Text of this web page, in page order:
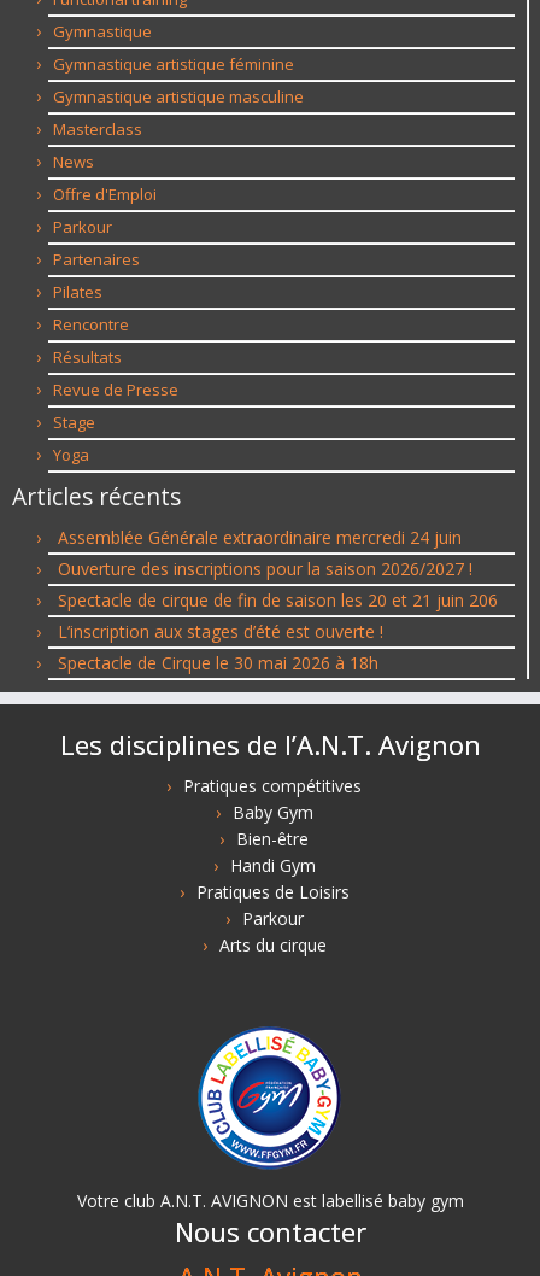
Gymnastique
Gymnastique artistique féminine
Gymnastique artistique masculine
Masterclass
News
Offre d'Emploi
Parkour
Partenaires
Pilates
Rencontre
Résultats
Revue de Presse
Stage
Yoga
Articles récents
Assemblée Générale extraordinaire mercredi 24 juin
Ouverture des inscriptions pour la saison 2026/2027 !
Spectacle de cirque de fin de saison les 20 et 21 juin 206
L’inscription aux stages d’été est ouverte !
Spectacle de Cirque le 30 mai 2026 à 18h
Les disciplines de l’A.N.T. Avignon
Pratiques compétitives
Baby Gym
Bien-être
Handi Gym
Pratiques de Loisirs
Parkour
Arts du cirque
Votre club A.N.T. AVIGNON est labellisé baby gym
Nous contacter